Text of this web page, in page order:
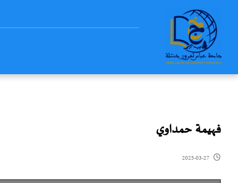
فهيمة حمداوي
2025-03-27